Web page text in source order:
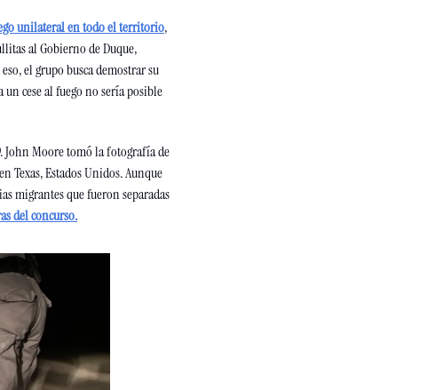
unilateral en todo el territorio,
al Gobierno de Duque,
el grupo busca demostrar su
cese al fuego no sería posible
John Moore tomó la fotografía de
Texas, Estados Unidos. Aunque
migrantes que fueron separadas
del concurso.